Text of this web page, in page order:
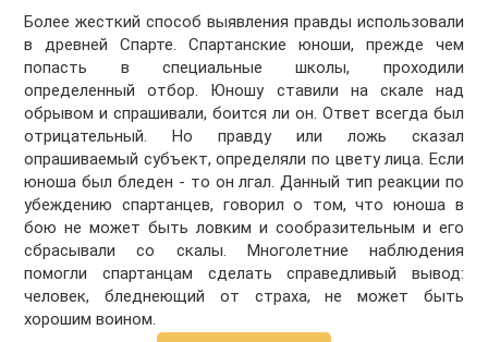
Более жесткий способ выявления правды использовали
в древней Спарте. Спартанские юноши, прежде чем
попасть в специальные школы, проходили
определенный отбор. Юношу ставили на скале над
обрывом и спрашивали, боится ли он. Ответ всегда был
отрицательный. Но правду или ложь сказал
опрашиваемый субъект, определяли по цвету лица. Если
юноша был бледен - то он лгал. Данный тип реакции по
убеждению спартанцев, говорил о том, что юноша в
бою не может быть ловким и сообразительным и его
сбрасывали со скалы. Многолетние наблюдения
помогли спартанцам сделать справедливый вывод:
человек, бледнеющий от страха, не может быть
хорошим воином.